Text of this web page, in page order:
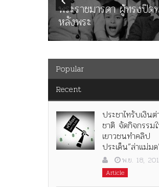
พระราชมารดา ผู้ทรงปิด
หลังพระ
Popular
Recent
ประชาไทรับเงินต่
ชาติ จัดกิจกรรม
เยาวชนทำคลิป
ประเด็น”ล่าแม่มด
พ.ย. 18,
Article